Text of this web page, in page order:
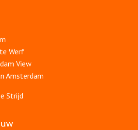
Werf
View
Amsterdam
Strijd